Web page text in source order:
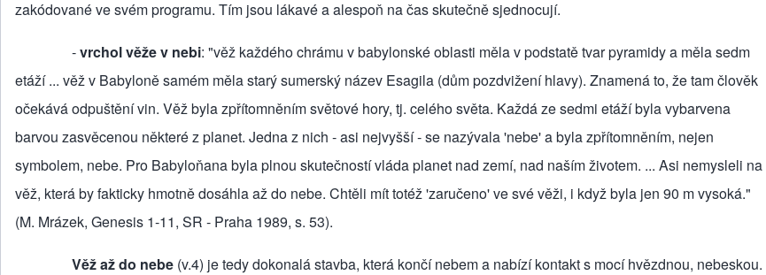
zakódované ve svém programu. Tím jsou lákavé a alespoň na čas skutečně sjednocují.
‑vrchol věže v nebi: "věž každého chrámu v babylonské oblasti měla v podstatě tvar pyramidy a měla sedm
etáží ... věž v Babyloně samém měla starý sumerský název Esagila (dům pozdvižení hlavy). Znamená to, že tam člověk
očekává odpuštění vin. Věž byla zpřítomněním světové hory, tj. celého světa. Každá ze sedmi etáží byla vybar­vena
barvou zasvěcenou některé z planet. Jedna z nich ‑ asi nejvyšší ‑ se nazývala 'nebe' a byla zpřítomněním, nejen
symbolem, nebe. Pro Babylo­ňana byla plnou skuteč­ností vláda planet nad zemí, nad naším životem. ... Asi nemysleli na
věž, která by fakticky hmotně dosáhla až do nebe. Chtěli mít totéž 'zaručeno' ve své věži, i když byla jen 90 m vysoká."
(M. Mrázek, Genesis 1‑11, SR ‑ Praha 1989, s. 53).
Věž až do nebe (v.4) je tedy dokonalá stavba, která končí nebem a nabízí kontakt s mocí hvězd­nou, nebeskou.